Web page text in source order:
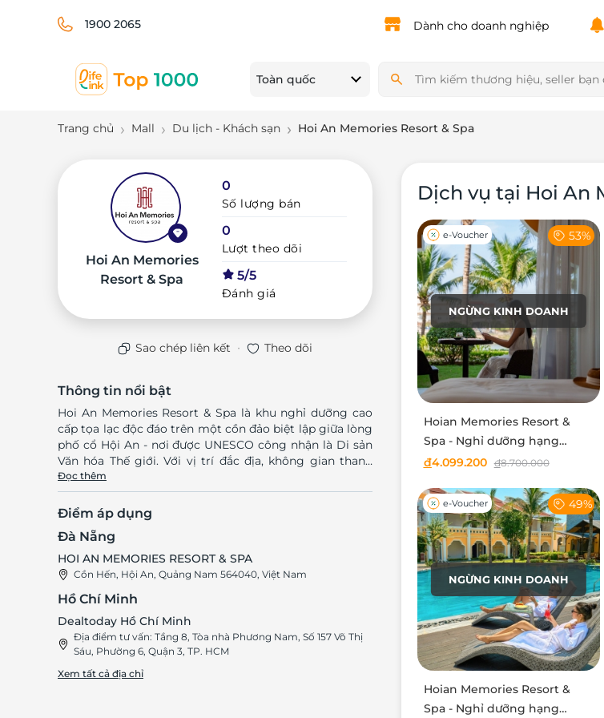
1900 2065 Dành cho doanh nghiệp
Toàn quốc
Trang chủ Mall Du lịch - Khách sạn Hoi An Memories Resort & Spa
Hoi An Memories
Resort & Spa
0
Số lượng bán
0
Lượt theo dõi
5/5
Đánh giá
Sao chép liên kết · Theo dõi
Thông tin nổi bật
Hoi An Memories Resort & Spa là khu nghỉ dưỡng cao
cấp tọa lạc độc đáo trên một cồn đảo biệt lập giữa lòng
phố cổ Hội An - nơi được UNESCO công nhận là Di sản
Văn hóa Thế giới. Với vị trí đắc địa, không gian thanh
bình và kiến trúc độc đáo, khu nghỉ dưỡng hứa hẹn
mang đến cho du khách một kỳ nghỉ trọn vẹn, thư giãn
và đậm chất văn hóa. Hoi An Memories Resort & Spa -
Tuyệt tác nghỉ dưỡng giữa lòng di sản Hội An Vị trí độc
tôn - Giữa lòng di sản Hội An Nằm giữa dòng sông Hoài
thơ mộng, Hoi An Memories Resort & Spa được bao bọc
hoàn toàn bởi thiên nhiên trong lành và cảnh sắc hữu
phố cổ Hội An, khám phá những con đường nhỏ rực rỡ
ánh đèn lồng, dạo bước bên những bức tường vàng cổ
kính hay hòa mình vào những lễ hội truyền thống
mang đậm bản sắc văn hóa Việt Nam. Kiến trúc giao
thoa giữa truyền thống và hiện đại Là một kiệt tác nghệ
Đọc thêm
Điểm áp dụng
Đà Nẵng
HOI AN MEMORIES RESORT & SPA
Cồn Hến, Hội An, Quảng Nam 564040, Việt Nam
Hồ Chí Minh
Dealtoday Hồ Chí Minh
Địa điểm tư vấn: Tầng 8, Tòa nhà Phương Nam, Số 157 Võ Thị
Sáu, Phường 6, Quận 3, TP. HCM
Xem tất cả địa chỉ
Dịch vụ tại Hoi An
NGỪNG KINH DOANH
e-Voucher 53%
Hoian Memories Resort &
Spa - Nghỉ dưỡng hạng
phòng Executive Suite
đ4.099.200 đ8.700.000
NGỪNG KINH DOANH
e-Voucher 49%
Hoian Memories Resort &
Spa - Nghỉ dưỡng hạng